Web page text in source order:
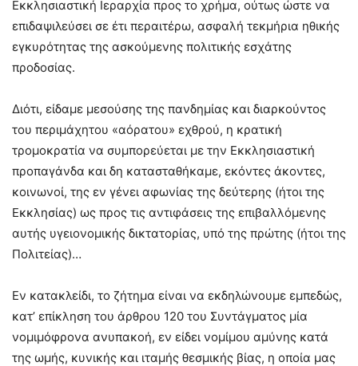
Εκκλησιαστική Ιεραρχία προς το χρήμα, ούτως ώστε να
επιδαψιλεύσει σε έτι περαιτέρω, ασφαλή τεκμήρια ηθικής
εγκυρότητας της ασκούμενης πολιτικής εσχάτης
προδοσίας.
Διότι, είδαμε μεσούσης της πανδημίας και διαρκούντος
του περιμάχητου «αόρατου» εχθρού, η κρατική
τρομοκρατία να συμπορεύεται με την Εκκλησιαστική
προπαγάνδα και δη κατασταθήκαμε, εκόντες άκοντες,
κοινωνοί, της εν γένει αφωνίας της δεύτερης (ήτοι της
Εκκλησίας) ως προς τις αντιφάσεις της επιβαλλόμενης
αυτής υγειονομικής δικτατορίας, υπό της πρώτης (ήτοι της
Πολιτείας)…
Εν κατακλείδι, το ζήτημα είναι να εκδηλώνουμε εμπεδώς,
κατ’ επίκληση του άρθρου 120 του Συντάγματος μία
νομιμόφρονα ανυπακοή, εν είδει νομίμου αμύνης κατά
της ωμής, κυνικής και ιταμής θεσμικής βίας, η οποία μας